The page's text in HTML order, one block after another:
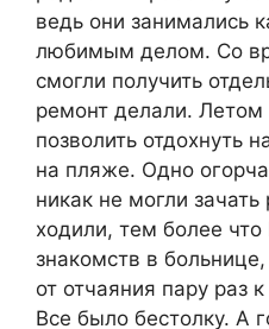
ведь они занимались
любимым делом. Со
смогли получить
ремонт делали. Летом
позволить отдохнуть
на пляже. Одно
никак не могли
ходили, тем более
знакомств в
от отчаяния пару раз
Все было бестолку. А